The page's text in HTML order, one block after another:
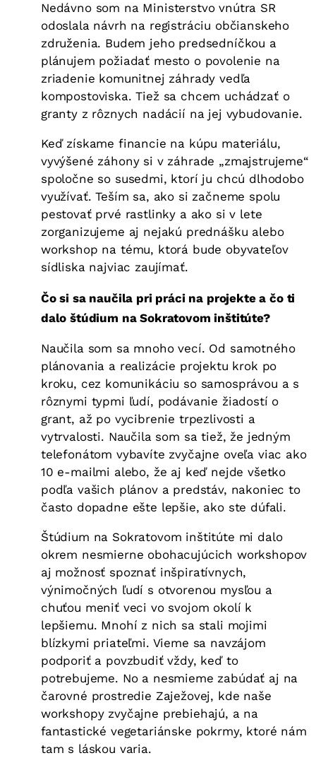
Nedávno som na Ministerstvo vnútra SR
odoslala návrh na registráciu občianskeho
združenia. Budem jeho predsedníčkou a
plánujem požiadať mesto o povolenie na
zriadenie komunitnej záhrady vedľa
kompostoviska. Tiež sa chcem uchádzať o
granty z rôznych nadácií na jej vybudovanie.
Keď získame financie na kúpu materiálu,
vyvýšené záhony si v záhrade „zmajstrujeme“
spoločne so susedmi, ktorí ju chcú dlhodobo
využívať. Teším sa, ako si začneme spolu
pestovať prvé rastlinky a ako si v lete
zorganizujeme aj nejakú prednášku alebo
workshop na tému, ktorá bude obyvateľov
sídliska najviac zaujímať.
Čo si sa naučila pri práci na projekte a čo ti
dalo štúdium na Sokratovom inštitúte?
Naučila som sa mnoho vecí. Od samotného
plánovania a realizácie projektu krok po
kroku, cez komunikáciu so samosprávou a s
rôznymi typmi ľudí, podávanie žiadostí o
grant, až po vycibrenie trpezlivosti a
vytrvalosti. Naučila som sa tiež, že jedným
telefonátom vybavíte zvyčajne oveľa viac ako
10 e-mailmi alebo, že aj keď nejde všetko
podľa vašich plánov a predstáv, nakoniec to
často dopadne ešte lepšie, ako ste dúfali.
Štúdium na Sokratovom inštitúte mi dalo
okrem nesmierne obohacujúcich workshopov
aj možnosť spoznať inšpiratívnych,
výnimočných ľudí s otvorenou mysľou a
chuťou meniť veci vo svojom okolí k
lepšiemu. Mnohí z nich sa stali mojimi
blízkymi priateľmi. Vieme sa navzájom
podporiť a povzbudiť vždy, keď to
potrebujeme. No a nesmieme zabúdať aj na
čarovné prostredie Zaježovej, kde naše
workshopy zvyčajne prebiehajú, a na
fantastické vegetariánske pokrmy, ktoré nám
tam s láskou varia.